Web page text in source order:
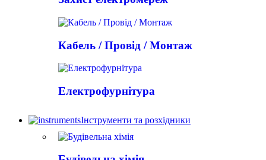
Кабель / Провід / Монтаж
Електрофурнітура
Інструменти та розхідники